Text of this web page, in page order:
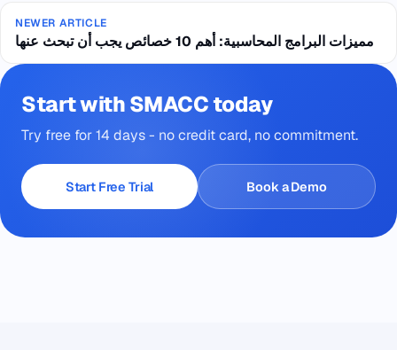
NEWER ARTICLE
مميزات البرامج المحاسبية: أهم 10 خصائص يجب أن تبحث عنها
Start with SMACC today
Try free for 14 days - no credit card, no commitment.
Start Free Trial Book a Demo